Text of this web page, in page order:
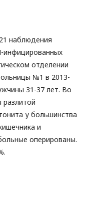
наблюдения
инфицированных
отделении
№1 в 2013-
31-37 лет. Во
разлитой
у большинства
и
оперированы.